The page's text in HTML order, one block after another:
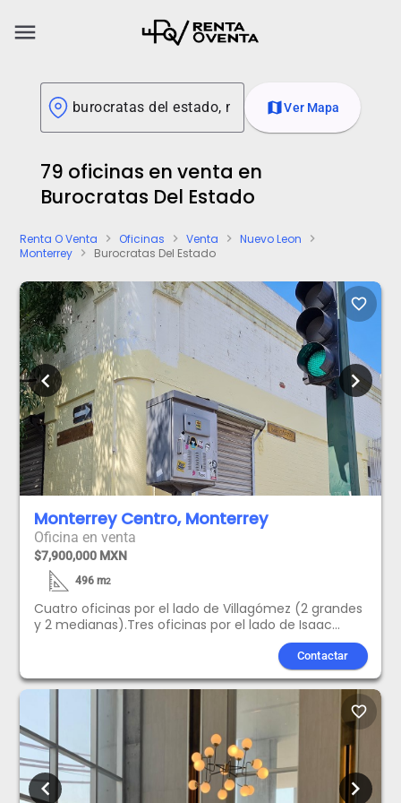
menu
mapVer Mapa
79 oficinas en venta en
Burocratas Del Estado
Renta O Venta chevron_right Oficinas chevron_right Venta chevron_right Nuevo Leon chevron_right
Monterrey chevron_right Burocratas Del Estado
favorite_border
chevron_left chevron_right
Monterrey Centro, Monterrey
Oficina en venta
$7,900,000 MXN
496m2
Cuatro oficinas por el lado de Villagómez (2 grandes
y 2 medianas).Tres oficinas por el lado de Isaac
Garza (1 grande, 1 mediana, y 1 chica).Medio baño en
6 oficinas y Baño completo en la oficina chica.Tres
contratos de Agua y Drenaje.Cinco contratos de
CFE.Muros de Sillar aislantes.Puertas y Ventanas
enrejadas o con cortina metálica.Hasta seis oficinas
parquímetros en ambas calles.
Contactar
favorite_border
chevron_left chevron_right